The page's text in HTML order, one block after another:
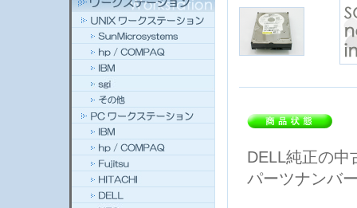
DELL純正の中
パーツナンバ